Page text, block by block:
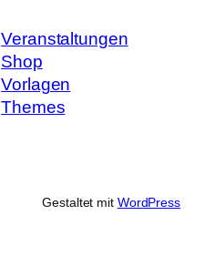
Veranstaltungen
Shop
Vorlagen
Themes
Gestaltet mit WordPress